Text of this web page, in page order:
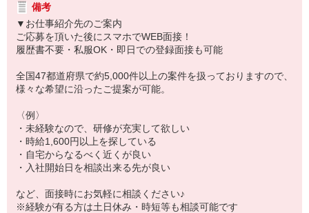
備考
▼お仕事紹介先のご案内
ご応募を頂いた後にスマホでWEB面接！
履歴書不要・私服OK・即日での登録面接も可能
全国47都道府県で約5,000件以上の案件を扱っておりますので、
様々な希望に沿ったご提案が可能。
〈例〉
・未経験なので、研修が充実して欲しい
・時給1,600円以上を探している
・自宅からなるべく近くが良い
・入社開始日を相談出来る先が良い
など、面接時にお気軽に相談ください♪
※経験が有る方は土日休み・時短等も相談可能です